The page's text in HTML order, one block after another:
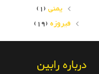
یمنی (1)
فیروزه (19)
درباره رابین